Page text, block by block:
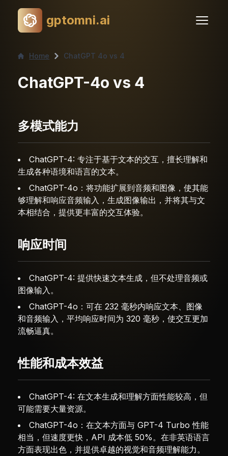
gptomni.ai
Home ChatGPT 4o vs 4
ChatGPT-4o vs 4
多模式能力
ChatGPT-4: 专注于基于文本的交互，擅长理解和
生成各种语境和语言的文本。
ChatGPT-4o：将功能扩展到音频和图像，使其能
够理解和响应音频输入，生成图像输出，并将其与文
本相结合，提供更丰富的交互体验。
响应时间
ChatGPT-4: 提供快速文本生成，但不处理音频或
图像输入。
ChatGPT-4o：可在 232 毫秒内响应文本、图像
和音频输入，平均响应时间为 320 毫秒，使交互更加
流畅逼真。
性能和成本效益
ChatGPT-4: 在文本生成和理解方面性能较高，但
可能需要大量资源。
ChatGPT-4o：在文本方面与 GPT-4 Turbo 性能
相当，但速度更快，API 成本低 50%。在非英语语言
方面表现出色，并提供卓越的视觉和音频理解能力。